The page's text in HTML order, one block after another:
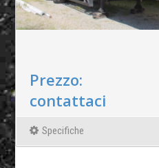
Prezzo:
contattaci
Specifiche